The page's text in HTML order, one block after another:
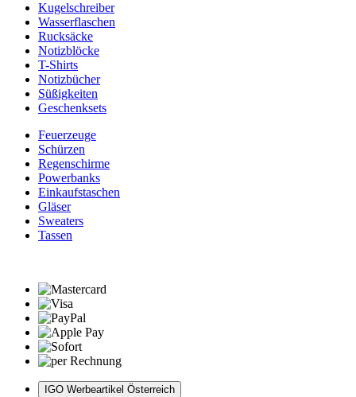
Kugelschreiber
Wasserflaschen
Rucksäcke
Notizblöcke
T-Shirts
Notizbücher
Süßigkeiten
Geschenksets
Feuerzeuge
Schürzen
Regenschirme
Powerbanks
Einkaufstaschen
Gläser
Sweaters
Tassen
IGO Werbeartikel Österreich